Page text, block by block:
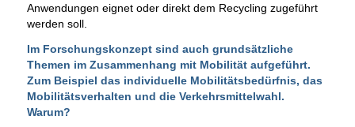
Anwendungen eignet oder direkt dem Recycling zugeführt
werden soll.
Im Forschungskonzept sind auch grundsätzliche
Themen im Zusammenhang mit Mobilität aufgeführt.
Zum Beispiel das individuelle Mobilitätsbedürfnis, das
Mobilitätsverhalten und die Verkehrsmittelwahl.
Warum?